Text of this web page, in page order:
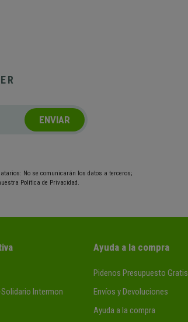
ENVIAR
No se comunicarán los datos a terceros;
Política de Privacidad.
Intermon
Ayuda a la compra
Pidenos Presupuesto Gratis
Envíos y Devoluciones
Ayuda a la compra